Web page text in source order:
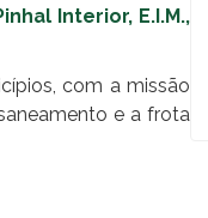
Interior, E.I.M.,
com a missão
e a frota